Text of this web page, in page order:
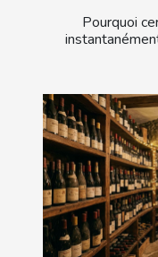
Pourquoi